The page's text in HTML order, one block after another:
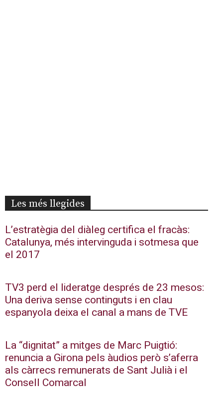
Les més llegides
L’estratègia del diàleg certifica el fracàs:
Catalunya, més intervinguda i sotmesa que
el 2017
TV3 perd el lideratge després de 23 mesos:
Una deriva sense continguts i en clau
espanyola deixa el canal a mans de TVE
La “dignitat” a mitges de Marc Puigtió:
renuncia a Girona pels àudios però s’aferra
als càrrecs remunerats de Sant Julià i el
Consell Comarcal